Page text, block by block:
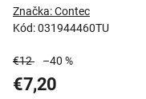
Kód:031944460TU
Značka:Contec
€12 –40 %
€7,20